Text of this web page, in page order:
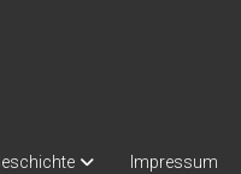
Impressum